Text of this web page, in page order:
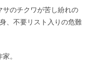
のチクワが苦し紛れの
、不要リスト入りの危難
。